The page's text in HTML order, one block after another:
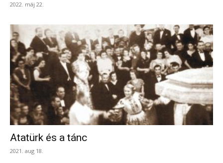
2022. máj 22.
Atatürk és a tánc
2021. aug 18.